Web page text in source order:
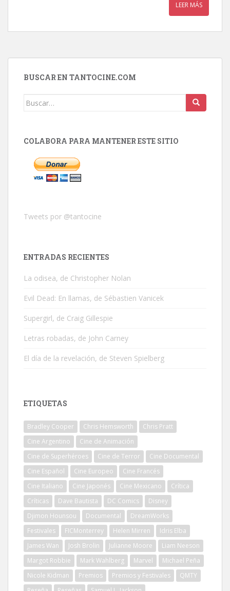
LEER MÁS
BUSCAR EN TANTOCINE.COM
Buscar:
COLABORA PARA MANTENER ESTE SITIO
Tweets por @tantocine
ENTRADAS RECIENTES
La odisea, de Christopher Nolan
Evil Dead: En llamas, de Sébastien Vanicek
Supergirl, de Craig Gillespie
Letras robadas, de John Carney
El día de la revelación, de Steven Spielberg
ETIQUETAS
Bradley Cooper Chris Hemsworth
Chris Pratt
Cine Argentino
Cine de Animación
Cine de Superhéroes
Cine de Terror
Cine Documental
Cine Español
Cine Europeo
Cine Francés
Cine Italiano
Cine Japonés Cine Mexicano
Crítica
Críticas
Dave Bautista DC Comics
Disney
Djimon Hounsou
Documental
DreamWorks
Festivales
FICMonterrey Helen Mirren
Idris Elba
James Wan
Josh Brolin Julianne Moore
Liam Neeson
Margot Robbie
Mark Wahlberg Marvel
Michael Peña
Nicole Kidman
Premios Premios y Festivales
QMTY